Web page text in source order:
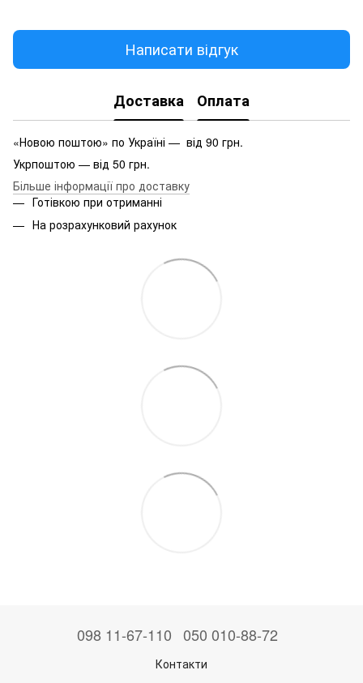
Написати відгук
Доставка Оплата
«Новою поштою» по Україні — від 90 грн.
Укрпоштою — від 50 грн.
Більше інформації про доставку
Готівкою при отриманні
На розрахунковий рахунок
098 11-67-110 050 010-88-72
Контакти